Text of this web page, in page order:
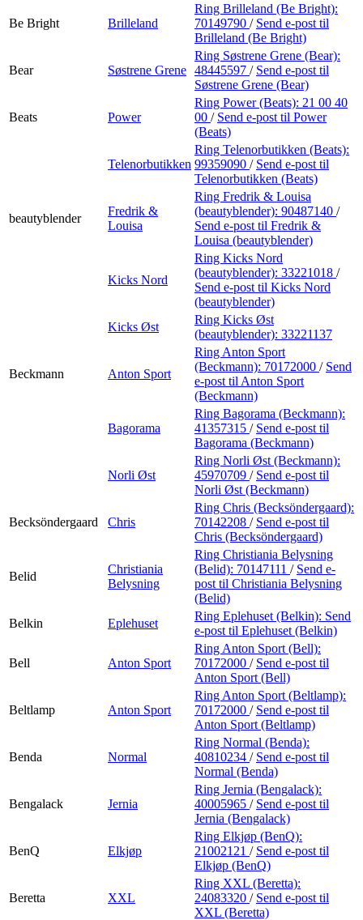
Be Bright Brilleland
Ring Brilleland (Be Bright):
70149790 / Send e-post til
Brilleland (Be Bright)
Bear Søstrene Grene
Ring Søstrene Grene (Bear):
48445597 / Send e-post til
Søstrene Grene (Bear)
Beats Power
Ring Power (Beats): 21 00 40
00 / Send e-post til Power
(Beats)
Telenorbutikken
Ring Telenorbutikken (Beats):
99359090 / Send e-post til
Telenorbutikken (Beats)
beautyblender
Fredrik &
Louisa
Ring Fredrik & Louisa
(beautyblender): 90487140 /
Send e-post til Fredrik &
Louisa (beautyblender)
Kicks Nord
Ring Kicks Nord
(beautyblender): 33221018 /
Send e-post til Kicks Nord
(beautyblender)
Kicks Øst
Ring Kicks Øst
(beautyblender): 33221137
Beckmann Anton Sport
Ring Anton Sport
(Beckmann): 70172000 / Send
e-post til Anton Sport
(Beckmann)
Bagorama
Ring Bagorama (Beckmann):
41357315 / Send e-post til
Bagorama (Beckmann)
Norli Øst
Ring Norli Øst (Beckmann):
45970709 / Send e-post til
Norli Øst (Beckmann)
Becksöndergaard Chris
Ring Chris (Becksöndergaard):
70142208 / Send e-post til
Chris (Becksöndergaard)
Belid
Christiania
Belysning
Ring Christiania Belysning
(Belid): 70147111 / Send e-
post til Christiania Belysning
(Belid)
Belkin
Eplehuset
Ring Eplehuset (Belkin): Send
e-post til Eplehuset (Belkin)
Bell Anton Sport
Ring Anton Sport (Bell):
70172000 / Send e-post til
Anton Sport (Bell)
Beltlamp Anton Sport
Ring Anton Sport (Beltlamp):
70172000 / Send e-post til
Anton Sport (Beltlamp)
Benda Normal
Ring Normal (Benda):
40810234 / Send e-post til
Normal (Benda)
Bengalack Jernia
Ring Jernia (Bengalack):
40005965 / Send e-post til
Jernia (Bengalack)
BenQ Elkjøp
Ring Elkjøp (BenQ):
21002121 / Send e-post til
Elkjøp (BenQ)
Beretta XXL
Ring XXL (Beretta):
24083320 / Send e-post til
XXL (Beretta)